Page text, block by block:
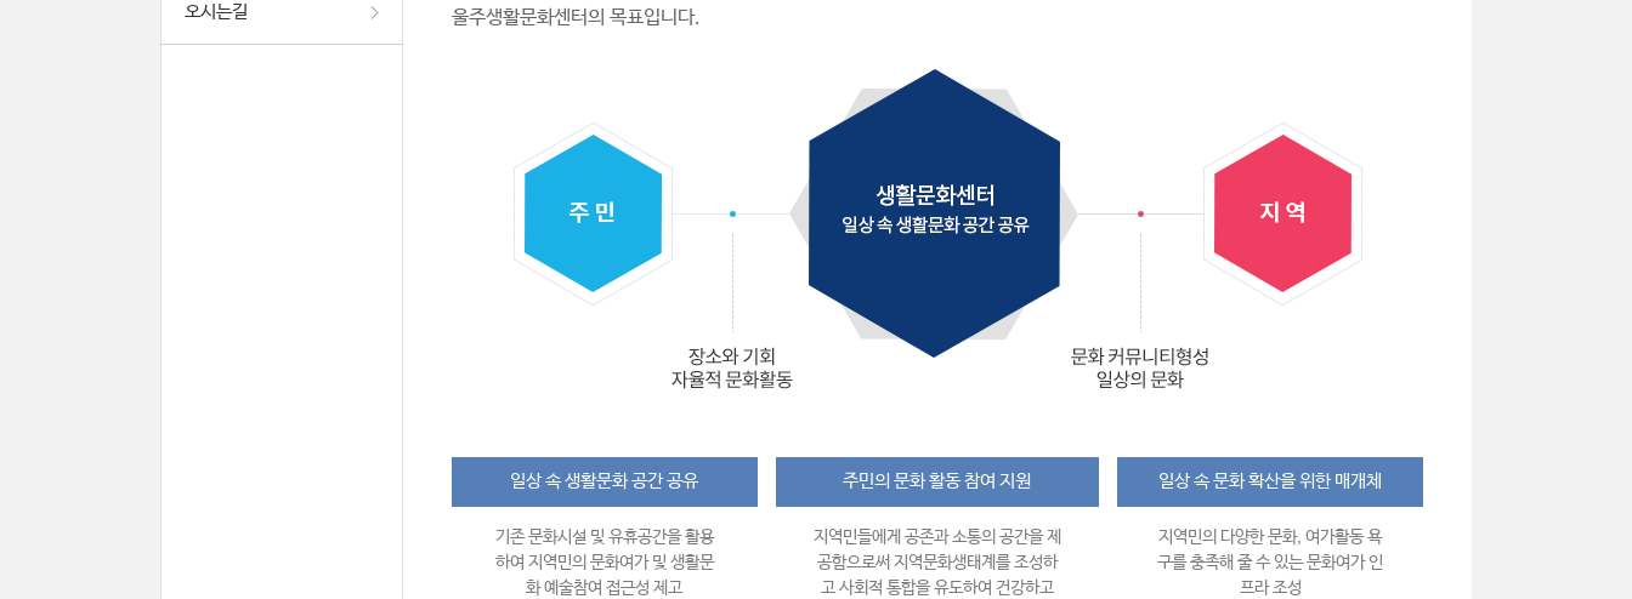
오시는길
울주생활문화센터의 목표입니다.
일상 속 생활문화 공간 공유
기존 문화시설 및 유휴공간을 활용
하여 지역민의 문화여가 및 생활문
화 예술참여 접근성 제고
주민의 문화 활동 참여 지원
지역민들에게 공존과 소통의 공간을 제
공함으로써 지역문화생태계를 조성하
고 사회적 통합을 유도하여 건강하고
일상 속 문화 확산을 위한 매개체
지역민의 다양한 문화, 여가활동 욕
구를 충족해 줄 수 있는 문화여가 인
프라 조성